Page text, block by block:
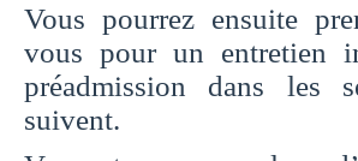
Vous pourrez ensuite
vous pour un entretien
préadmission dans les
suivent.